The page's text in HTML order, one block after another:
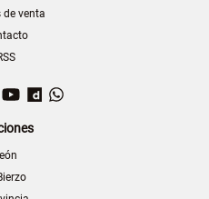
de venta
Instagram
YouTubeDailymotion